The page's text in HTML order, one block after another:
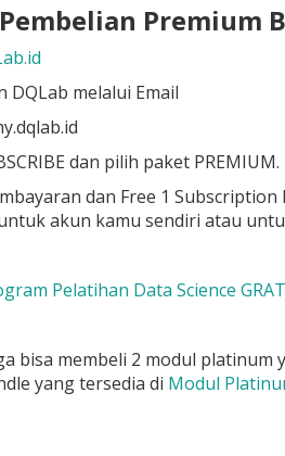
Premium
DQLab melalui Email
dan pilih paket PREMIUM.
dan Free 1
akun kamu sendiri atau
Pelatihan Data Science
bisa membeli 2 modul platinum
yang tersedia di Modul